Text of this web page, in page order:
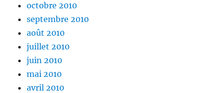
octobre 2010
septembre 2010
août 2010
juillet 2010
juin 2010
mai 2010
avril 2010